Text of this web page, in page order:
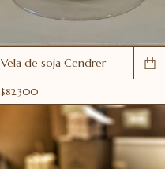
Vela de soja Cendrer
$82.300